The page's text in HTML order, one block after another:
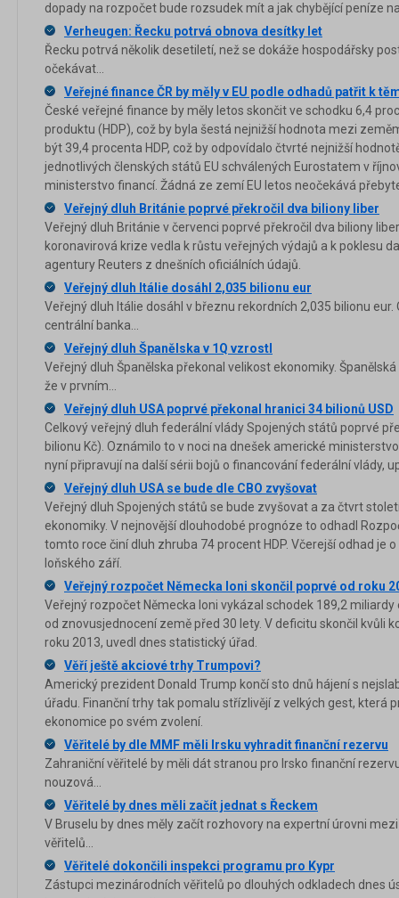
dopady na rozpočet bude rozsudek mít a jak chybějící peníze
Verheugen: Řecku potrvá obnova desítky let
Řecku potrvá několik desetiletí, než se dokáže hospodářsky
očekávat...
Veřejné finance ČR by měly v EU podle odhadů patřit k
České veřejné finance by měly letos skončit ve schodku 6,4
produktu (HDP), což by byla šestá nejnižší hodnota mezi
být 39,4 procenta HDP, což by odpovídalo čtvrté nejnižší
jednotlivých členských států EU schválených Eurostatem v
ministerstvo financí. Žádná ze zemí EU letos neočekává
Veřejný dluh Británie poprvé překročil dva biliony liber
Veřejný dluh Británie v červenci poprvé překročil dva biliony
koronavirová krize vedla k růstu veřejných výdajů a k poklesu
agentury Reuters z dnešních oficiálních údajů.
Veřejný dluh Itálie dosáhl 2,035 bilionu eur
Veřejný dluh Itálie dosáhl v březnu rekordních 2,035 bilionu
centrální banka...
Veřejný dluh Španělska v 1Q vzrostl
Veřejný dluh Španělska překonal velikost ekonomiky.
že v prvním...
Veřejný dluh USA poprvé překonal hranici 34 bilionů USD
Celkový veřejný dluh federální vlády Spojených států poprvé
bilionu Kč). Oznámilo to v noci na dnešek americké
nyní připravují na další sérii bojů o financování federální vlády,
Veřejný dluh USA se bude dle CBO zvyšovat
Veřejný dluh Spojených států se bude zvyšovat a za čtvrt
ekonomiky. V nejnovější dlouhodobé prognóze to odhadl
tomto roce činí dluh zhruba 74 procent HDP. Včerejší odhad je
loňského září.
Veřejný rozpočet Německa loni skončil poprvé od roku
Veřejný rozpočet Německa loni vykázal schodek 189,2 miliardy
od znovusjednocení země před 30 lety. V deficitu skončil kvůli
roku 2013, uvedl dnes statistický úřad.
Věří ještě akciové trhy Trumpovi?
Americký prezident Donald Trump končí sto dnů hájení s
úřadu. Finanční trhy tak pomalu střízlivějí z velkých gest, která
ekonomice po svém zvolení.
Věřitelé by dle MMF měli Irsku vyhradit finanční rezervu
Zahraniční věřitelé by měli dát stranou pro Irsko finanční
nouzová...
Věřitelé by dnes měli začít jednat s Řeckem
V Bruselu by dnes měly začít rozhovory na expertní úrovni
věřitelů...
Věřitelé dokončili inspekci programu pro Kypr
Zástupci mezinárodních věřitelů po dlouhých odkladech dnes